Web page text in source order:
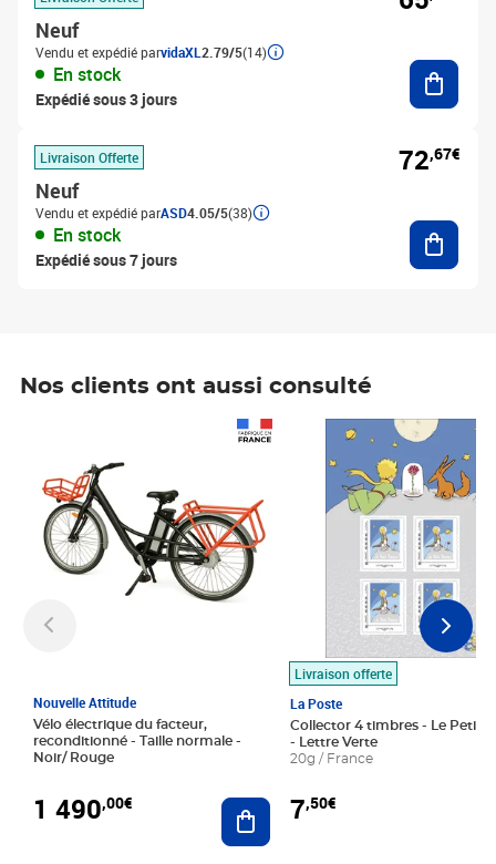
Neuf
Vendu et expédié parvidaXL 2.79/5(14)
En stock
Expédié sous 3 jours
Livraison Offerte
Neuf
Vendu et expédié parASD4.05/5(38)
En stock
Expédié sous 7 jours
72,67€
Nos clients ont aussi consulté
Nouvelle Attitude
Vélo électrique du facteur,
reconditionné - Taille normale -
Noir/ Rouge
1 490,00€ Ajouter au panier
Livraison offerte
La Poste
Collector 4 timbres - Le Petit
- Lettre Verte
20g / France
7,50€
Prix 7,50€